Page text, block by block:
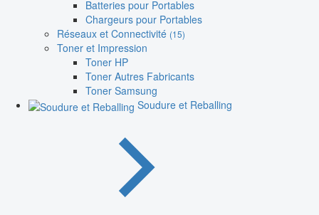
Batteries pour Portables
Chargeurs pour Portables
Réseaux et Connectivité (15)
Toner et Impression
Toner HP
Toner Autres Fabricants
Toner Samsung
Soudure et Reballing